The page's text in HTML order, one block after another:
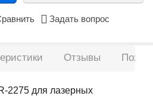
Задать вопрос
Отзывы
2275 для лазерных